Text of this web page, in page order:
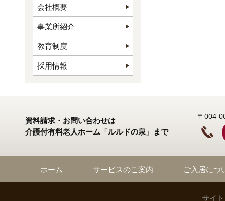
会社概要
事業所紹介
教育制度
採用情報
資料請求・お問い合わせは
介護付有料老人ホーム「ルルドの泉」まで
〒004-
ホーム サービスのご案内 ご入居につ
サイ